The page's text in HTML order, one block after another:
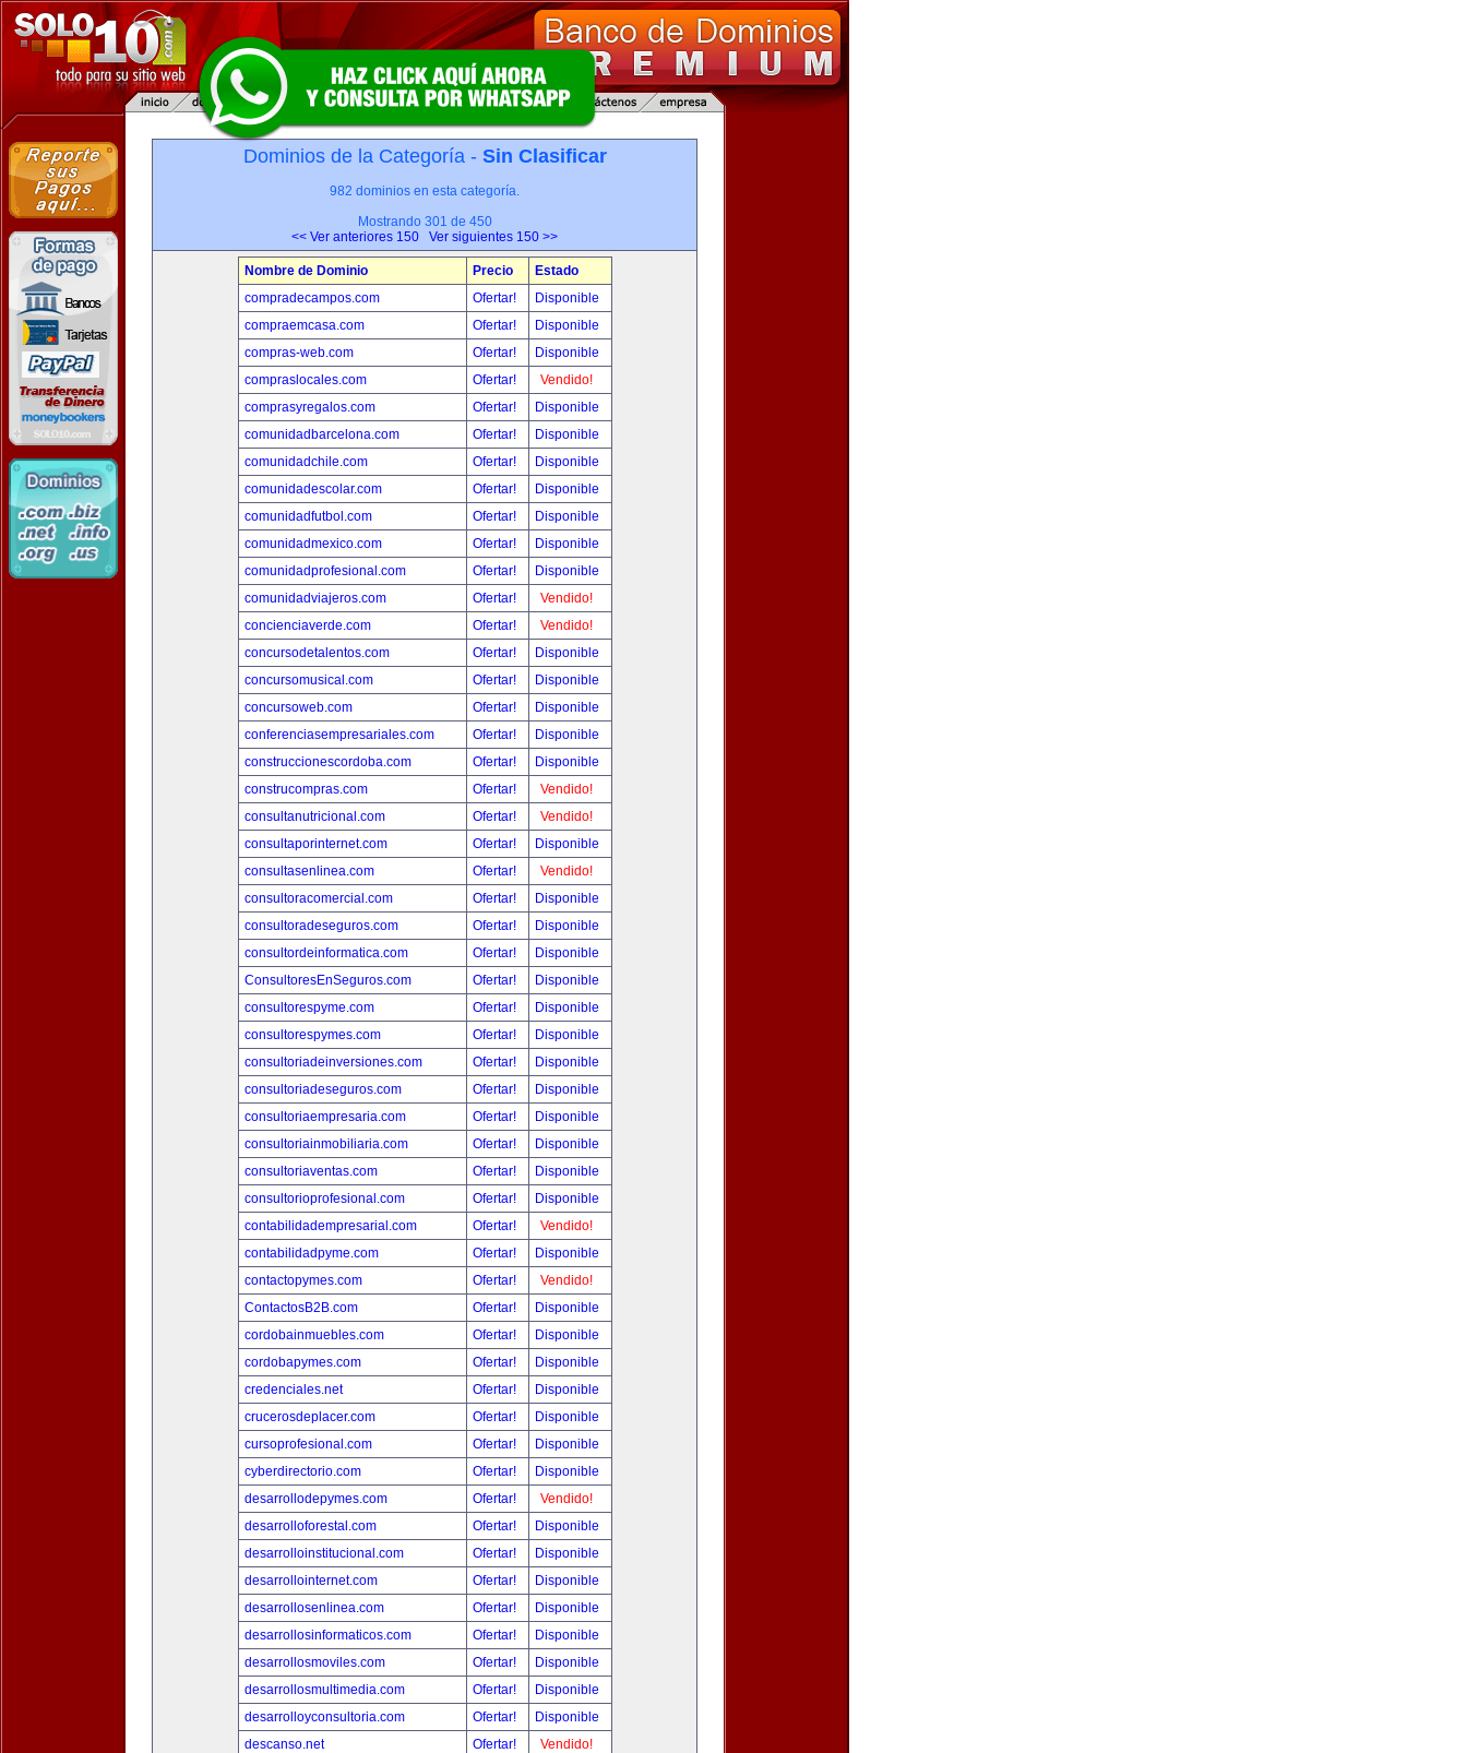
Dominios de la Categoría - Sin Clasificar
982 dominios en esta categoría.
Mostrando 301 de 450
<< Ver anteriores 150
Ver siguientes 150 >>
Nombre de Dominio Precio
Estado
compradecampos.com
Ofertar!
Disponible
compraemcasa.com
Ofertar!
Disponible
compras-web.com
Ofertar!
Disponible
compraslocales.com
Ofertar!
Vendido!
comprasyregalos.com
Ofertar!
Disponible
comunidadbarcelona.com
Ofertar!
Disponible
comunidadchile.com
Ofertar!
Disponible
comunidadescolar.com
Ofertar!
Disponible
comunidadfutbol.com
Ofertar!
Disponible
comunidadmexico.com
Ofertar!
Disponible
comunidadprofesional.com
Ofertar!
Disponible
comunidadviajeros.com
Ofertar!
Vendido!
concienciaverde.com
Ofertar!
Vendido!
concursodetalentos.com
Ofertar!
Disponible
concursomusical.com
Ofertar!
Disponible
concursoweb.com
Ofertar!
Disponible
conferenciasempresariales.com
Ofertar!
Disponible
construccionescordoba.com
Ofertar!
Disponible
construcompras.com
Ofertar!
Vendido!
consultanutricional.com
Ofertar!
Vendido!
consultaporinternet.com
Ofertar!
Disponible
consultasenlinea.com
Ofertar!
Vendido!
consultoracomercial.com
Ofertar!
Disponible
consultoradeseguros.com
Ofertar!
Disponible
consultordeinformatica.com
Ofertar!
Disponible
ConsultoresEnSeguros.com
Ofertar!
Disponible
consultorespyme.com
Ofertar!
Disponible
consultorespymes.com
Ofertar!
Disponible
consultoriadeinversiones.com
Ofertar!
Disponible
consultoriadeseguros.com
Ofertar!
Disponible
consultoriaempresaria.com
Ofertar!
Disponible
consultoriainmobiliaria.com
Ofertar!
Disponible
consultoriaventas.com
Ofertar!
Disponible
consultorioprofesional.com
Ofertar!
Disponible
contabilidadempresarial.com
Ofertar!
Vendido!
contabilidadpyme.com
Ofertar!
Disponible
contactopymes.com
Ofertar!
Vendido!
ContactosB2B.com
Ofertar!
Disponible
cordobainmuebles.com
Ofertar!
Disponible
cordobapymes.com
Ofertar!
Disponible
credenciales.net
Ofertar!
Disponible
crucerosdeplacer.com
Ofertar!
Disponible
cursoprofesional.com
Ofertar!
Disponible
cyberdirectorio.com
Ofertar!
Disponible
desarrollodepymes.com
Ofertar!
Vendido!
desarrolloforestal.com
Ofertar!
Disponible
desarrolloinstitucional.com
Ofertar!
Disponible
desarrollointernet.com
Ofertar!
Disponible
desarrollosenlinea.com
Ofertar!
Disponible
desarrollosinformaticos.com
Ofertar!
Disponible
desarrollosmoviles.com
Ofertar!
Disponible
desarrollosmultimedia.com
Ofertar!
Disponible
desarrolloyconsultoria.com
Ofertar!
Disponible
descanso.net
Ofertar!
Vendido!